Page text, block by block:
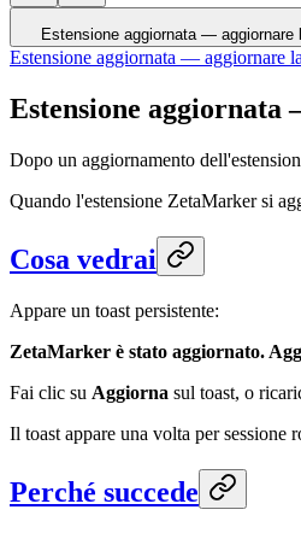
Estensione aggiornata — aggiornare
Estensione aggiornata — aggiornare
Estensione
Dopo un aggiornamento
Quando l'estensione ZetaMarker si
Cosa vedrai
Appare un toast persistente:
ZetaMarker è stato aggiornato.
Fai clic su Aggiorna sul toast, o
Il toast appare una volta per sessione
Perché succede